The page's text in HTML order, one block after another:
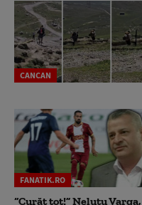
CANCAN
FANATIK.RO
“Curăț tot!” Neluțu Varga,